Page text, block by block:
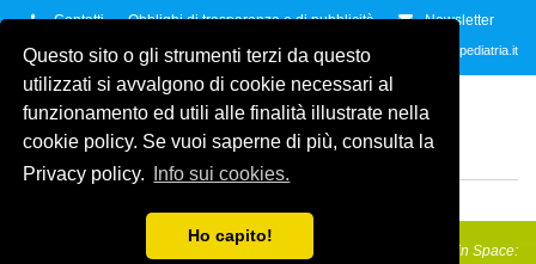
Questo sito o gli strumenti terzi da questo
utilizzati si avvalgono di cookie necessari al
funzionamento ed utili alle finalità illustrate nella
cookie policy. Se vuoi saperne di più, consulta la
Privacy policy.
Info sui cookies.
Ho capito!
Contatti Obblighi di trasparenza e di pubblicità Newsletter
Contattaci allo035.2678061oppure all'indirzzo e-mail info@amicidellapediatria.it
ASSOCIAZIONE AMICI
DELLA PEDIATRIAETS
ODV
Amici della Pediatria Eventi&Iniziative 2019
Latin Space: